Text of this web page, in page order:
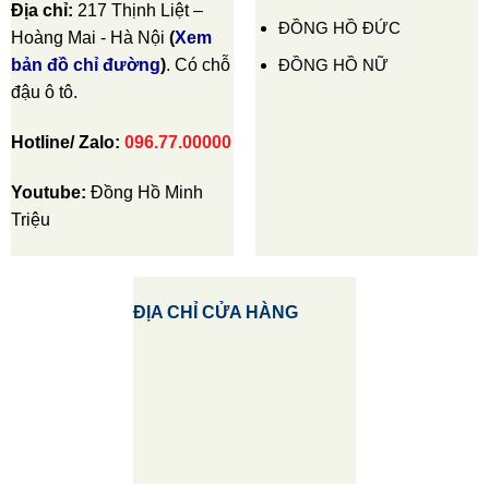
Địa chỉ: 217 Thịnh Liệt –
Hoàng Mai - Hà Nội (Xem
bản đồ chỉ đường). Có chỗ
đậu ô tô.
Hotline/ Zalo: 096.77.00000
Youtube: Đồng Hồ Minh
Triệu
ĐỒNG HỒ ĐỨC
ĐỒNG HỒ NỮ
ĐỊA CHỈ CỬA HÀNG